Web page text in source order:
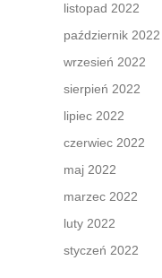
listopad 2022
październik 2022
wrzesień 2022
sierpień 2022
lipiec 2022
czerwiec 2022
maj 2022
marzec 2022
luty 2022
styczeń 2022